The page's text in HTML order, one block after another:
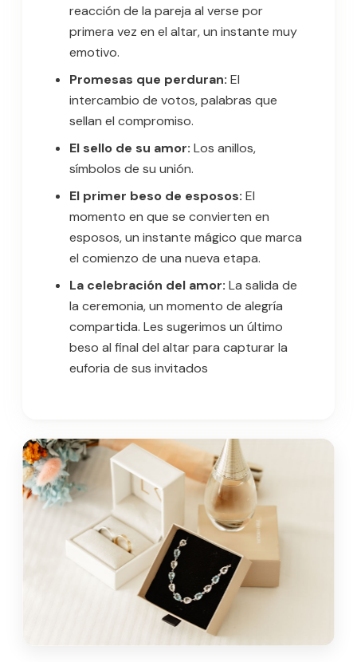
reacción de la pareja al verse por
primera vez en el altar, un instante muy
emotivo.
Promesas que perduran: El
intercambio de votos, palabras que
sellan el compromiso.
El sello de su amor: Los anillos,
símbolos de su unión.
El primer beso de esposos: El
momento en que se convierten en
esposos, un instante mágico que marca
el comienzo de una nueva etapa.
La celebración del amor: La salida de
la ceremonia, un momento de alegría
compartida. Les sugerimos un último
beso al final del altar para capturar la
euforia de sus invitados